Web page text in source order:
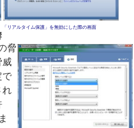
「リアルタイム保護」を無効にした際の画面
脅
威
で
れ